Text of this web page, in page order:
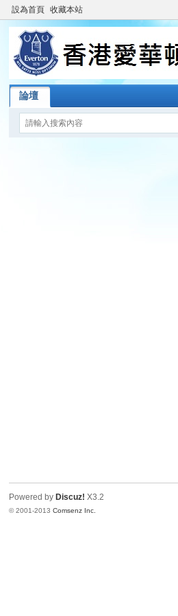
設為首頁 收藏本站
論壇
Powered by Discuz! X3.2
© 2001-2013Comsenz Inc.